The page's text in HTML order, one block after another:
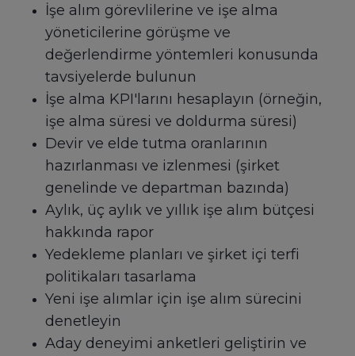
İşe alım görevlilerine ve işe alma
yöneticilerine görüşme ve
değerlendirme yöntemleri konusunda
tavsiyelerde bulunun
İşe alma KPI'larını hesaplayın (örneğin,
işe alma süresi ve doldurma süresi)
Devir ve elde tutma oranlarının
hazırlanması ve izlenmesi (şirket
genelinde ve departman bazında)
Aylık, üç aylık ve yıllık işe alım bütçesi
hakkında rapor
Yedekleme planları ve şirket içi terfi
politikaları tasarlama
Yeni işe alımlar için işe alım sürecini
denetleyin
Aday deneyimi anketleri geliştirin ve